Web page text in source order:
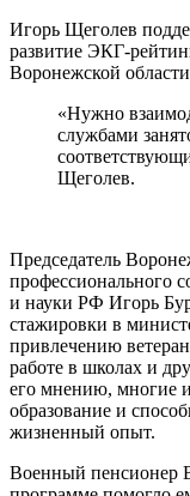
Игорь Щеголев
развитие ЭКГ-
Воронежской
«Нужно
службами
Щеголев.
Председатель
профессионального
и науки РФ Игорь
стажировки в
привлечению
работе в школах и
его мнению, многие
образование и
жизненный опыт.
Военный пенсионер